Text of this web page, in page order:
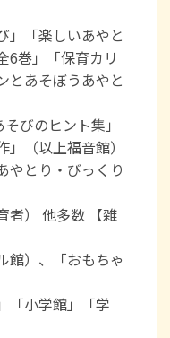
」「楽しいあやと
6巻」「保育カリ
とあそぼうあやと
びのヒント集」
」（以上福音館）
やとり・びっくり
者） 他多数 【雑
館）、「おもちゃ
「小学館」「学